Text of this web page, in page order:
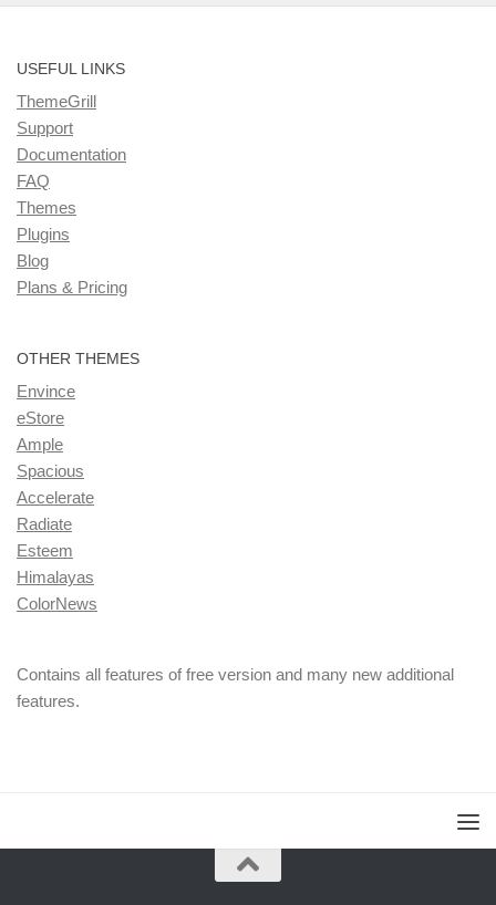
USEFUL LINKS
ThemeGrill
Support
Documentation
FAQ
Themes
Plugins
Blog
Plans & Pricing
OTHER THEMES
Envince
eStore
Ample
Spacious
Accelerate
Radiate
Esteem
Himalayas
ColorNews
Contains all features of free version and many new additional
features.